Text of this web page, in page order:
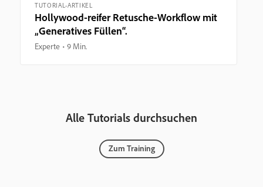
TUTORIAL-ARTIKEL
Hollywood-reifer Retusche-Workflow mit
„Generatives Füllen“.
Experte 9 Min.
Alle Tutorials durchsuchen
Zum Training